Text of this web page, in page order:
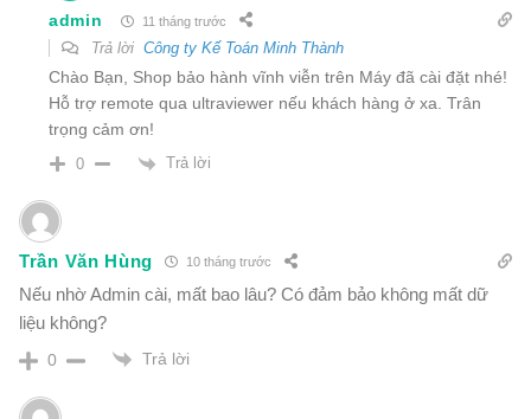
admin 11 tháng trước
Trả lời Công ty Kế Toán Minh Thành
Chào Bạn, Shop bảo hành vĩnh viễn trên Máy đã cài đặt nhé!
Hỗ trợ remote qua ultraviewer nếu khách hàng ở xa. Trân
trọng cảm ơn!
0 Trả lời
Trần Văn Hùng 10 tháng trước
Nếu nhờ Admin cài, mất bao lâu? Có đảm bảo không mất dữ
liệu không?
0 Trả lời